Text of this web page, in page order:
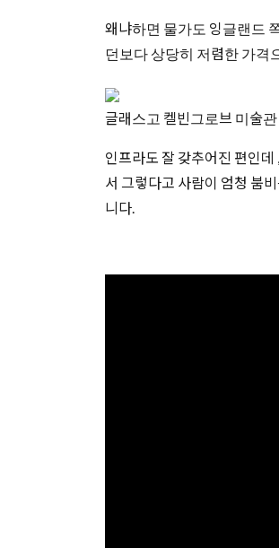
왜냐하면 물가도 잉글랜드
던보다 상당히 저렴한 가격
글래스고 켈빈그로브 미술관
인프라도 잘 갖추어진 편인
서 그렇다고 사람이 엄청 붐
니다.